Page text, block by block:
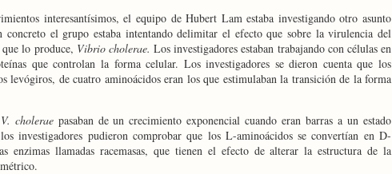
interesantísimos, el equipo de Hubert Lam estaba investigando otro asunto
concreto el grupo estaba intentando delimitar el efecto que sobre la virulencia del
lo produce, Vibrio cholerae. Los investigadores estaban trabajando con células en
que controlan la forma celular. Los investigadores se dieron cuenta que los
levógiros, de cuatro aminoácidos eran los que estimulaban la transición de la forma
V. choleraepasaban de un crecimiento exponencial cuando eran barras a un estado
investigadores pudieron comprobar que los L-aminoácidos se convertían en D-
enzimas llamadas racemasas, que tienen el efecto de alterar la estructura de la